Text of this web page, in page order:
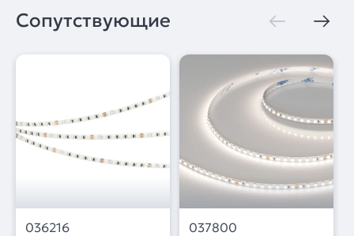
Сопутствующие
036216 037800